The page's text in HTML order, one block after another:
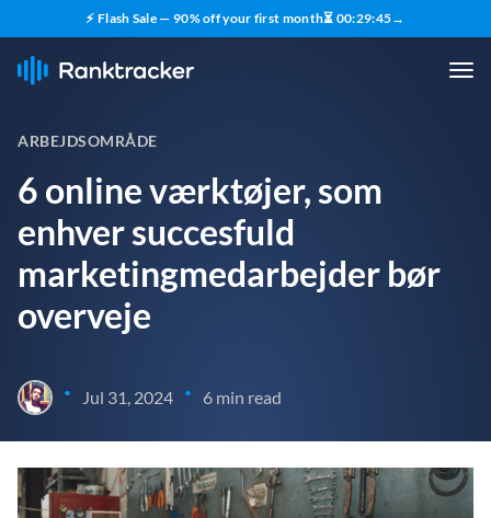
⚡ Flash Sale — 90% off your first month⏳ 00:29:43→
ARBEJDSOMRÅDE
6 online værktøjer, som
enhver succesfuld
marketingmedarbejder bør
overveje
• Jul 31, 2024 • 6 min read